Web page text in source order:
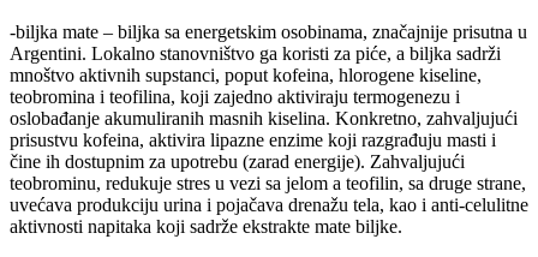
-biljka mate – biljka sa energetskim osobinama, značajnije prisutna u
Argentini. Lokalno stanovništvo ga koristi za piće, a biljka sadrži
mnoštvo aktivnih supstanci, poput kofeina, hlorogene kiseline,
teobromina i teofilina, koji zajedno aktiviraju termogenezu i
oslobađanje akumuliranih masnih kiselina. Konkretno, zahvaljujući
prisustvu kofeina, aktivira lipazne enzime koji razgrađuju masti i
čine ih dostupnim za upotrebu (zarad energije). Zahvaljujući
teobrominu, redukuje stres u vezi sa jelom a teofilin, sa druge strane,
uvećava produkciju urina i pojačava drenažu tela, kao i anti-celulitne
aktivnosti napitaka koji sadrže ekstrakte mate biljke.